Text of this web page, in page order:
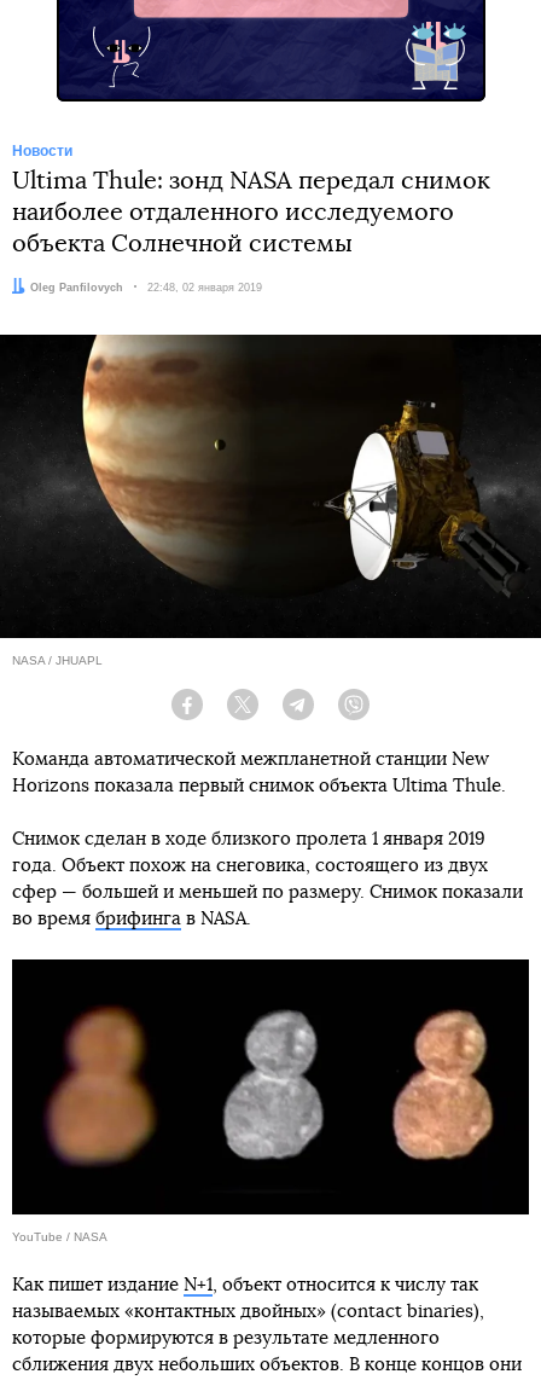
Новости
Ultima Thule: зонд NASA передал снимок
наиболее отдаленного исследуемого
объекта Солнечной системы
Автор:
Oleg Panfilovych Дата:
22:48, 02 января 2019
NASA / JHUAPL
Facebook Twitter Telegram
Команда автоматической межпланетной станции New
Horizons показала первый снимок объекта Ultima Thule.
Снимок сделан в ходе близкого пролета 1 января 2019
года. Объект похож на снеговика, состоящего из двух
сфер — большей и меньшей по размеру. Снимок показали
во время брифинга в NASA.
YouTube / NASA
Как пишет издание N+1
, объект относится к числу так
называемых «контактных двойных» (contact binaries),
которые формируются в результате медленного
сближения двух небольших объектов. В конце концов они